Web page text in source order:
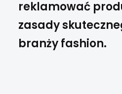
reklamować
zasady
branży fashion.